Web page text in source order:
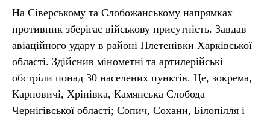
На Сіверському та Слобожанському напрямках
противник зберігає військову присутність. Завдав
авіаційного удару в районі Плетенівки Харківської
області. Здійснив мінометні та артилерійські
обстріли понад 30 населених пунктів. Це, зокрема,
Карповичі, Хрінівка, Камянська Слобода
Чернігівської області; Сопич, Сохани, Білопілля і